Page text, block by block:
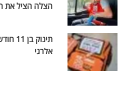
הצלה הציל את
אלרגי